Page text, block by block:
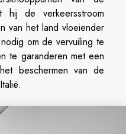
hij de verkeersstroom
van het land vloeiender
om de vervuiling te
te garanderen met een
beschermen van de